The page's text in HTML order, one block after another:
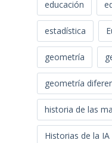
educación
estadística
geometría
geometría
historia de las
Historias de la IA